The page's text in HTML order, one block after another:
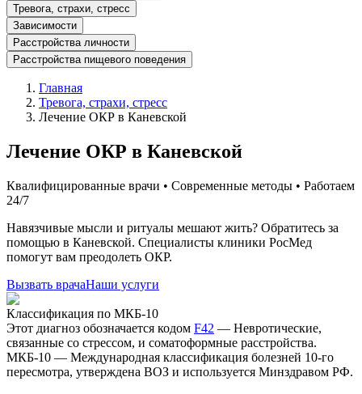
Тревога, страхи, стресс
Зависимости
Расстройства личности
Расстройства пищевого поведения
Главная
Тревога, страхи, стресс
Лечение ОКР в Каневской
Лечение ОКР в Каневской
Квалифицированные врачи • Современные методы • Работаем
24/7
Навязчивые мысли и ритуалы мешают жить? Обратитесь за
помощью в Каневской. Специалисты клиники РосМед
помогут вам преодолеть ОКР.
Вызвать врачаНаши услуги
Классификация по МКБ-10
Этот диагноз обозначается кодом F42 — Невротические,
связанные со стрессом, и соматоформные расстройства.
МКБ-10 — Международная классификация болезней 10-го
пересмотра, утверждена ВОЗ и используется Минздравом РФ.